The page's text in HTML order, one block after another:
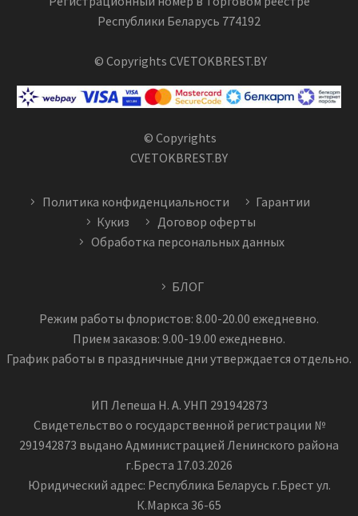
Республики Беларусь 774192
© Copyrights CVETOKBREST.BY
© Copyrights
CVETOKBREST.BY
Политика конфиденциальности
Гарантии
Кукиз
Договор оферты
Обработка персональных данных
БЛОГ
Режим работы флористов: 8.00-20.00 ежедневно.
Прием заказов: 9.00-19.00 ежедневно.
График работы в праздничные дни утверждается отдельно.
ИП Лепеша Н. А. УНП 291942873
Свидетельство о государственной регистрации №
291942873 выдано Администрацией Ленинского района
г.Бреста 17.03.2026
Юридический адрес: Республика Беларусь г.Брест ул.
К.Маркса 36-65